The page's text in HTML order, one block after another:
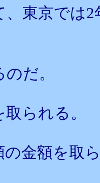
、東京では
だ。
られる。
の金額を取